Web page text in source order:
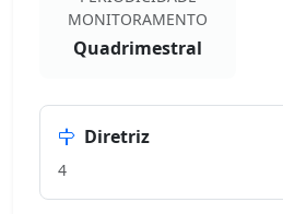
MONITORAMENTO
Quadrimestral
Diretriz
4